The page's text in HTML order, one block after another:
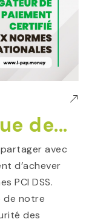
de...
avec
d’achever
PCI DSS.
de notre
des